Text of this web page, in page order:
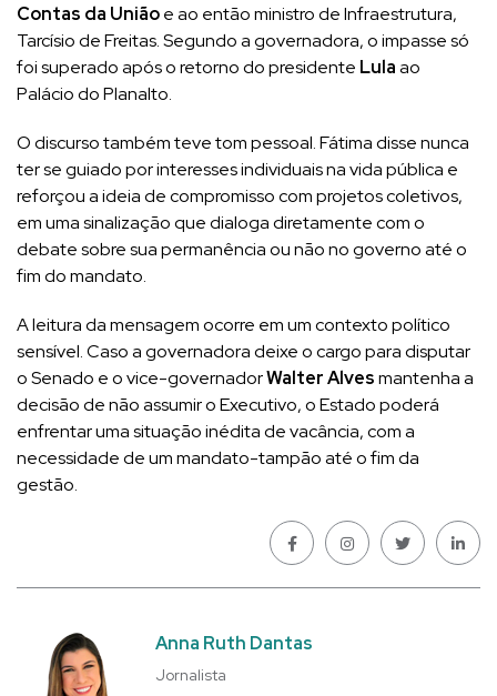
Contas da Uniãoe ao então ministro de Infraestrutura,
Tarcísio de Freitas. Segundo a governadora, o impasse só
foi superado após o retorno do presidente Lulaao
Palácio do Planalto.
O discurso também teve tom pessoal. Fátima disse nunca
ter se guiado por interesses individuais na vida pública e
reforçou a ideia de compromisso com projetos coletivos,
em uma sinalização que dialoga diretamente com o
debate sobre sua permanência ou não no governo até o
fim do mandato.
A leitura da mensagem ocorre em um contexto político
sensível. Caso a governadora deixe o cargo para disputar
o Senado e o vice-governadorWalter Alvesmantenha a
decisão de não assumir o Executivo, o Estado poderá
enfrentar uma situação inédita de vacância, com a
necessidade de um mandato-tampão até o fim da
gestão.
Anna Ruth Dantas
Jornalista